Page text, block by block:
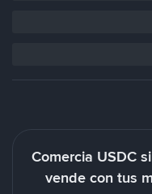
Comercia USDC
vende con tus